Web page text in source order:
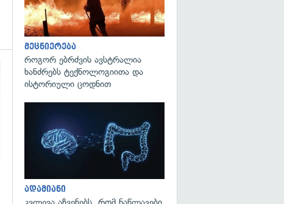
გადახედვა
მეცნიერება
როგორ ებრძვის ავსტრალია
ხანძრებს ტექნოლოგიითა და
ისტორიული ცოდნით
ადამიანი